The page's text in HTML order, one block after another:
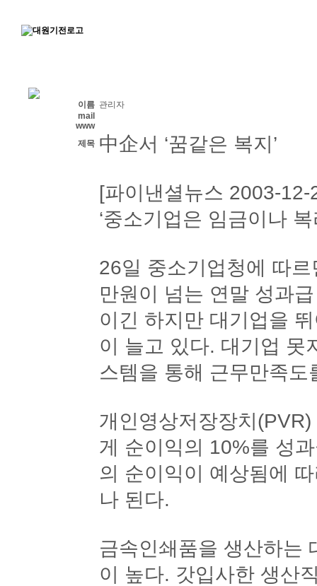
이름 관리자
mail
www
제목 中企서 ‘꿈같은 복지’
[파이낸셜뉴스 2003-
‘중소기업은 임금이나
26일 중소기업청에 따
만원이 넘는 연말 성과
이긴 하지만 대기업을
이 늘고 있다. 대기업 못
스템을 통해 근무만족
개인영상저장장치
게 순이익의 10%를 성
의 순이익이 예상됨에
나 된다.
금속인쇄품을 생산하는
이 높다. 갓입사한 생산